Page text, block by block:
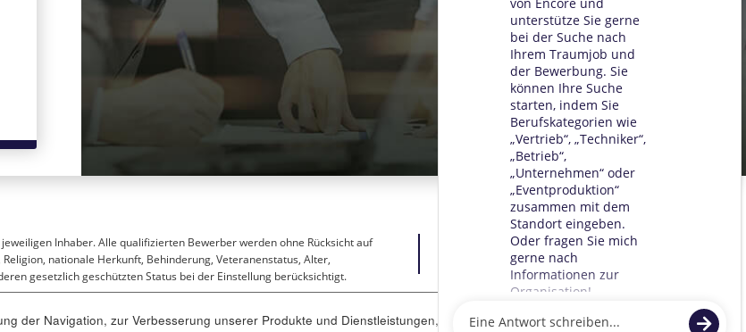
Fenster)
Inhaber. Alle qualifizierten Bewerber werden ohne Rücksicht auf
nationale Herkunft, Behinderung, Veteranenstatus, Alter,
gesetzlich geschützten Status bei der Einstellung berücksichtigt.
der Navigation, zur Verbesserung unserer Produkte und Dienstleistungen, zur Unterstützung unserer